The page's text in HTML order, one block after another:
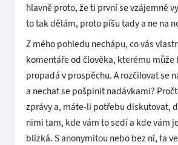
hlavně proto, že ti první se vzájemně
to tak dělám, proto píšu tady a ne na
Z mého pohledu nechápu, co vás
komentáře od člověka, kterému může
propadá v prospěchu. A rozčilovat se
a nechat se pošpinit nadávkami?
zprávy a, máte-li potřebu diskutovat,
nimi tam, kde vám to sedí a kde vám
blízká. S anonymitou nebo bez ní, ta